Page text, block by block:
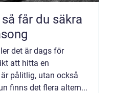
det är dags för
att hitta en
pålitlig, utan också
finns det flera altern...